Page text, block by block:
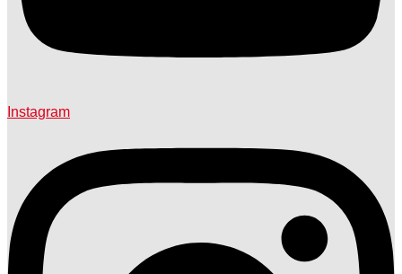
Instagram